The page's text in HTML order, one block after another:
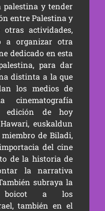
y tender
entre Palestina y
actividades,
a organizar otra
dedicado en esta
para dar
distinta a la que
los medios de
cinematografía
edición de hoy
euskaldun
de Biladi,
del cine
de la historia de
la narrativa
subraya la
boicot a los
también en el